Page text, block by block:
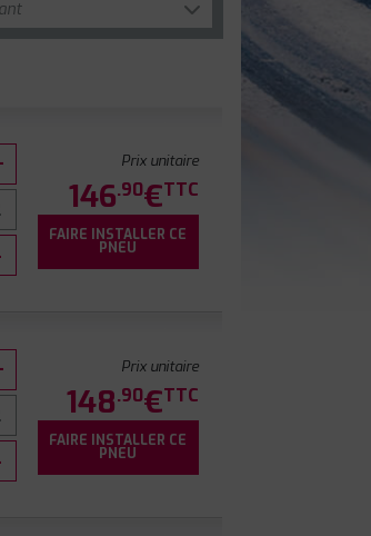
Prix unitaire
146.90€TTC
FAIRE INSTALLER CE
PNEU
Prix unitaire
148.90€TTC
FAIRE INSTALLER CE
PNEU